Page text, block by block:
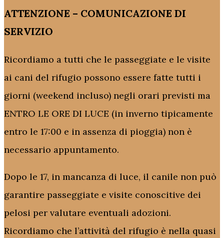
ATTENZIONE – COMUNICAZIONE DI
SERVIZIO
Ricordiamo a tutti che le passeggiate e le visite
ai cani del rifugio possono essere fatte tutti i
giorni (weekend incluso) negli orari previsti ma
ENTRO LE ORE DI LUCE (in inverno tipicamente
entro le 17:00 e in assenza di pioggia) non è
necessario appuntamento.
Dopo le 17, in mancanza di luce, il canile non può
garantire passeggiate e visite conoscitive dei
pelosi per valutare eventuali adozioni.
Ricordiamo che l’attività del rifugio è nella quasi